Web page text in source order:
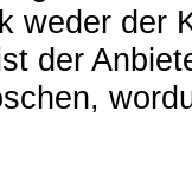
weder der
der